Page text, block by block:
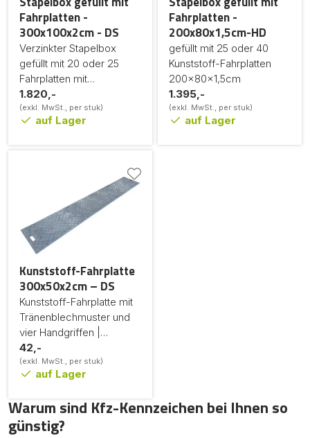
Fahrplatten -
300x100x2cm - DS
Verzinkter Stapelbox
gefüllt mit 20 oder 25
Fahrplatten mit
doppelseitigem
Riffelblech Motiv
1.820,-
(exkl. MwSt., per stuk)
auf Lager
Fahrplatten -
200x80x1,5cm-HD
gefüllt mit 25 oder 40
Kunststoff-Fahrplatten
200x80x1,5cm
1.395,-
(exkl. MwSt., per stuk)
auf Lager
Kunststoff-Fahrplatte
300x50x2cm – DS
Kunststoff-Fahrplatte mit
Tränenblechmuster und
vier Handgriffen |
300x50x2cm
42,-
(exkl. MwSt., per stuk)
auf Lager
Warum sind Kfz-Kennzeichen bei Ihnen so
günstig?